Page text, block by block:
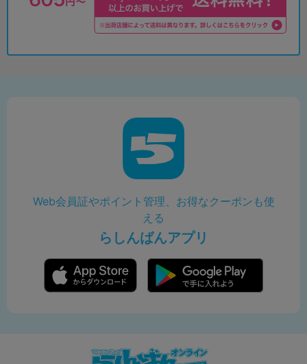
Web会員証やポイント管理、お得なクーポンも使
える
らしんばんアプリ